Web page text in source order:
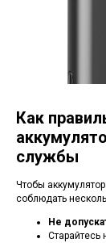
Как
службы
Чтобы
соблюдать
Не
Старайтесь